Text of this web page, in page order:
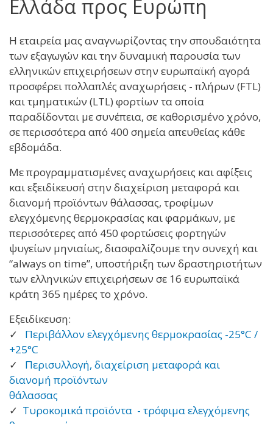
Ελλάδα προς Ευρώπη
Η εταιρεία μας αναγνωρίζοντας την σπουδαιότητα
των εξαγωγών και την δυναμική παρουσία των
ελληνικών επιχειρήσεων στην ευρωπαϊκή αγορά
προσφέρει πολλαπλές αναχωρήσεις - πλήρων (FTL)
και τμηματικών (LTL) φορτίων τα οποία
παραδίδονται με συνέπεια, σε καθορισμένο χρόνο,
σε περισσότερα από 400 σημεία απευθείας κάθε
εβδομάδα.
Με προγραμματισμένες αναχωρήσεις και αφίξεις
και εξειδίκευσή στην διαχείριση μεταφορά και
διανομή προϊόντων θάλασσας, τροφίμων
ελεγχόμενης θερμοκρασίας και φαρμάκων, με
περισσότερες από 450 φορτώσεις φορτηγών
ψυγείων μηνιαίως, διασφαλίζουμε την συνεχή και
“always on time”, υποστήριξη των δραστηριοτήτων
των ελληνικών επιχειρήσεων σε 16 ευρωπαϊκά
κράτη 365 ημέρες το χρόνο.
Εξειδίκευση:
✓ Περιβάλλον ελεγχόμενης θερμοκρασίας -25°C /
+25°C
✓ Περισυλλογή, διαχείριση μεταφορά και
διανομή προϊόντων
θάλασσας
✓ Τυροκομικά προϊόντα - τρόφιμα ελεγχόμενης